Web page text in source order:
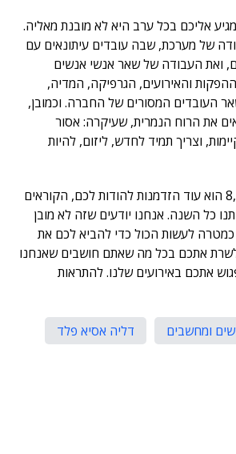
אליכם בכל ערב היא לא מובנת מאליה.
של מערכת, שבה עובדים עיתונאים עם
ואת העבודה של שאר אנשי אנשים
והאירועים, הגרפיקה, המדיה,
העובדים המסורים של החברה. וכמובן,
את הרוח הנמרית, שעיקרה: אסור
וצריך תמיד לחדש, ליזום, להיות
ולבסוף, גיליון ה-8,000 הוא עוד הזדמנות להודות לכם, הקוראים
כל השנה. אנחנו יודעים שזה לא מובן
כמטרה לעשות הכול כדי להביא לכם את
לשרת אתכם בכל מה שאתם חושבים שאנחנו
אתכם באירועים שלנו. להתראות
ומחשבים
דליה אסיא פלד